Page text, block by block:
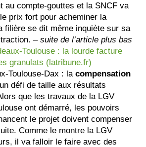
au compte-gouttes et la SNCF va
prix fort pour acheminer la
filière se dit même inquiète sur sa
– suite de l’article plus bas
Toulouse : la lourde facture
granulats (latribune.fr)
Toulouse-Dax : la compensation
défi de taille aux résultats
que les travaux de la LGV
ont démarré, les pouvoirs
le projet doivent compenser
Comme le montre la LGV
il va falloir le faire avec des